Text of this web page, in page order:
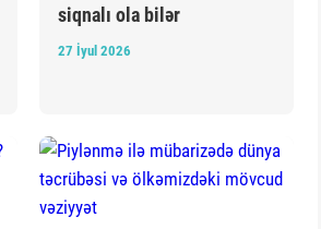
siqnalı ola bilər
27 İyul 2026